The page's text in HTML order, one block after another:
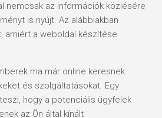
nemcsak az információk közlésére
is nyújt. Az alábbiakban
amiért a weboldal készítése
ma már online keresnek
és szolgáltatásokat. Egy
hogy a potenciális ügyfelek
az Ön által kínált